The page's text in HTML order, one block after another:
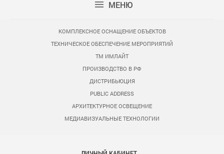
МЕНЮ
КОМПЛЕКСНОЕ ОСНАЩЕНИЕ ОБЪЕКТОВ
ТЕХНИЧЕСКОЕ ОБЕСПЕЧЕНИЕ МЕРОПРИЯТИЙ
ТМ ИМЛАЙТ
ПРОИЗВОДСТВО В РФ
ДИСТРИБЬЮЦИЯ
PUBLIC ADDRESS
АРХИТЕКТУРНОЕ ОСВЕЩЕНИЕ
МЕДИАВИЗУАЛЬНЫЕ ТЕХНОЛОГИИ